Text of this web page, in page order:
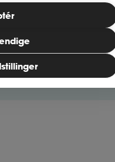
fra det lokale
børn i den
hvordan du